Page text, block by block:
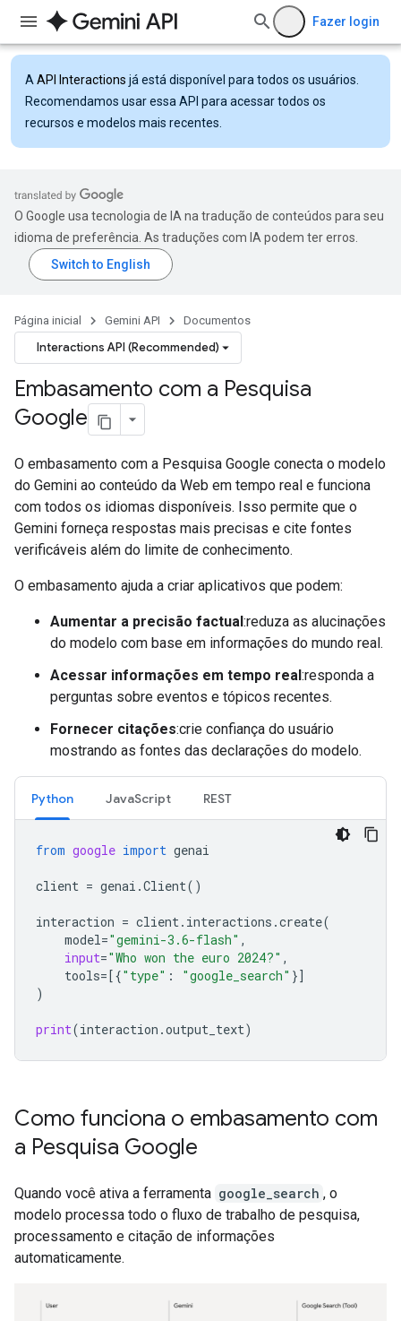
Fazer login
A API Interactions já está disponível para todos os usuários.
Recomendamos usar essa API para acessar todos os
recursos e modelos mais recentes.
O Google usa tecnologia de IA na tradução de conteúdos para seu
idioma de preferência. As traduções com IA podem ter erros.
Página inicial Gemini API Documentos
Interactions API (Recommended)
Embasamento com a Pesquisa
Google
O embasamento com a Pesquisa Google conecta o modelo
do Gemini ao conteúdo da Web em tempo real e funciona
com todos os idiomas disponíveis. Isso permite que o
Gemini forneça respostas mais precisas e cite fontes
verificáveis além do limite de conhecimento.
O embasamento ajuda a criar aplicativos que podem:
Aumentar a precisão factual:reduza as alucinações
do modelo com base em informações do mundo real.
Acessar informações em tempo real:responda a
perguntas sobre eventos e tópicos recentes.
Fornecer citações:crie confiança do usuário
mostrando as fontes das declarações do modelo.
Python JavaScript REST
from google import genai
client = genai .Client()
interaction = client. interactions .create(
model="gemini-3.6-flash" ,
input="Who won the euro 2024?" ,
tools=[{"type" : "google_search" }]
)
print(interaction .output_text)
Como funciona o embasamento com
a Pesquisa Google
Quando você ativa a ferramenta google_search , o
modelo processa todo o fluxo de trabalho de pesquisa,
processamento e citação de informações
automaticamente.